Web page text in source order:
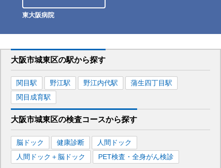
東大阪病院
大阪市城東区の駅から探す
関目駅 野江駅 野江内代駅 蒲生四丁目駅
関目成育駅
大阪市城東区の検査コースから探す
脳ドック 健康診断
人間ドック
人間ドック＋脳ドック
PET検査・全身がん検診